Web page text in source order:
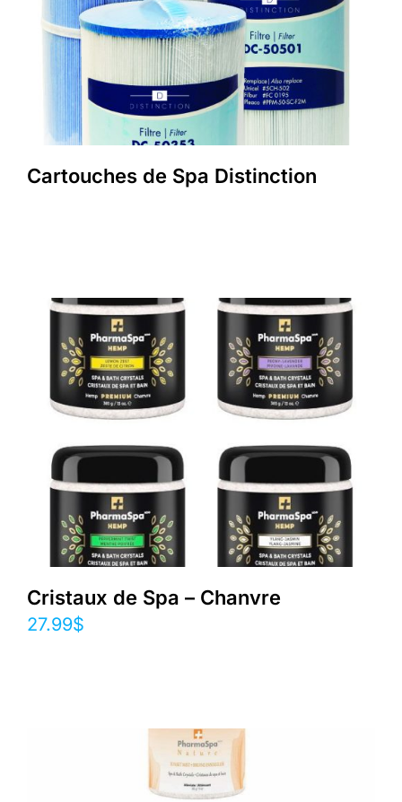
Cartouches de Spa Distinction
Cristaux de Spa – Chanvre
27.99$